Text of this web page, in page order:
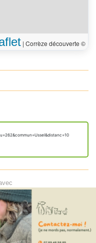
| Corrèze découverte ©